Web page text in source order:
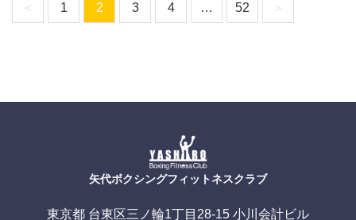
＜ 1 2 3 4 … 52 ＞
矢代ボクシングフィットネスクラブ
東京都 台東区三ノ輪1丁目28-15 小川会計ビル